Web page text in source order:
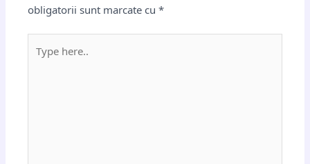
obligatorii sunt marcate cu*
here..